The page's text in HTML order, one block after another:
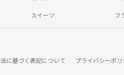
スイーツ フ
に基づく表記について プライバシーポリ